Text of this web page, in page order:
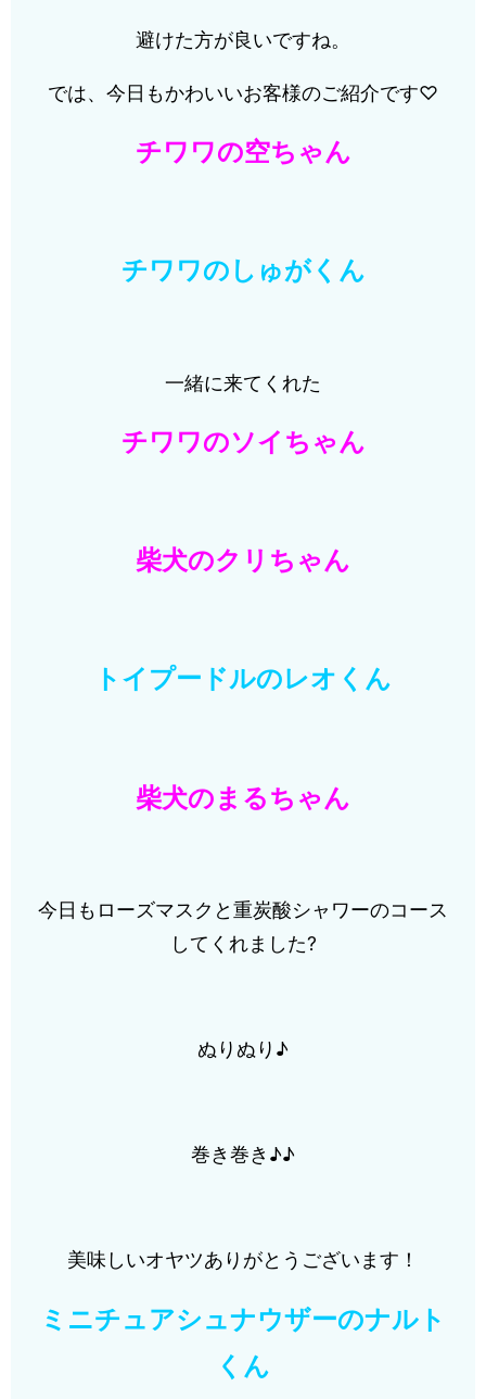
避けた方が良いですね。
では、今日もかわいいお客様のご紹介です♡
チワワの空ちゃん
チワワのしゅがくん
一緒に来てくれた
チワワのソイちゃん
柴犬のクリちゃん
トイプードルのレオくん
柴犬のまるちゃん
今日もローズマスクと重炭酸シャワーのコース
してくれました?
ぬりぬり♪
巻き巻き♪♪
美味しいオヤツありがとうございます！
ミニチュアシュナウザーのナルト
くん